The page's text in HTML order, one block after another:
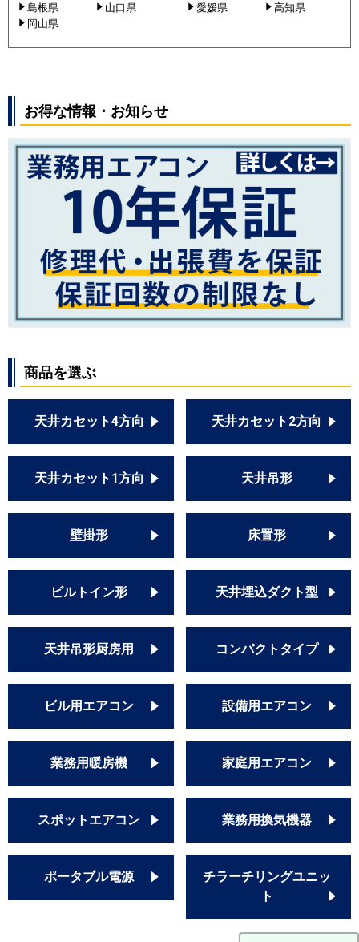
島根県
山口県
岡山県
愛媛県
高知県
お得な情報・お知らせ
商品を選ぶ
天井カセット4方向 天井カセット2方向
天井カセット1方向 天井吊形
壁掛形 床置形
ビルトイン形 天井埋込ダクト型
天井吊形厨房用 コンパクトタイプ
ビル用エアコン 設備用エアコン
業務用暖房機 家庭用エアコン
スポットエアコン 業務用換気機器
ポータブル電源
チラーチリングユニッ
ト